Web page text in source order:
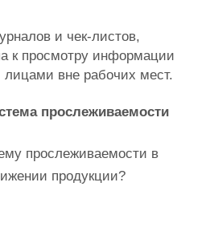
и чек-листов,
к просмотру информации
вне рабочих мест.
прослеживаемости
прослеживаемости в
продукции?